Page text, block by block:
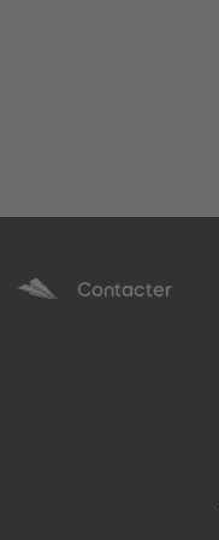
Contacter